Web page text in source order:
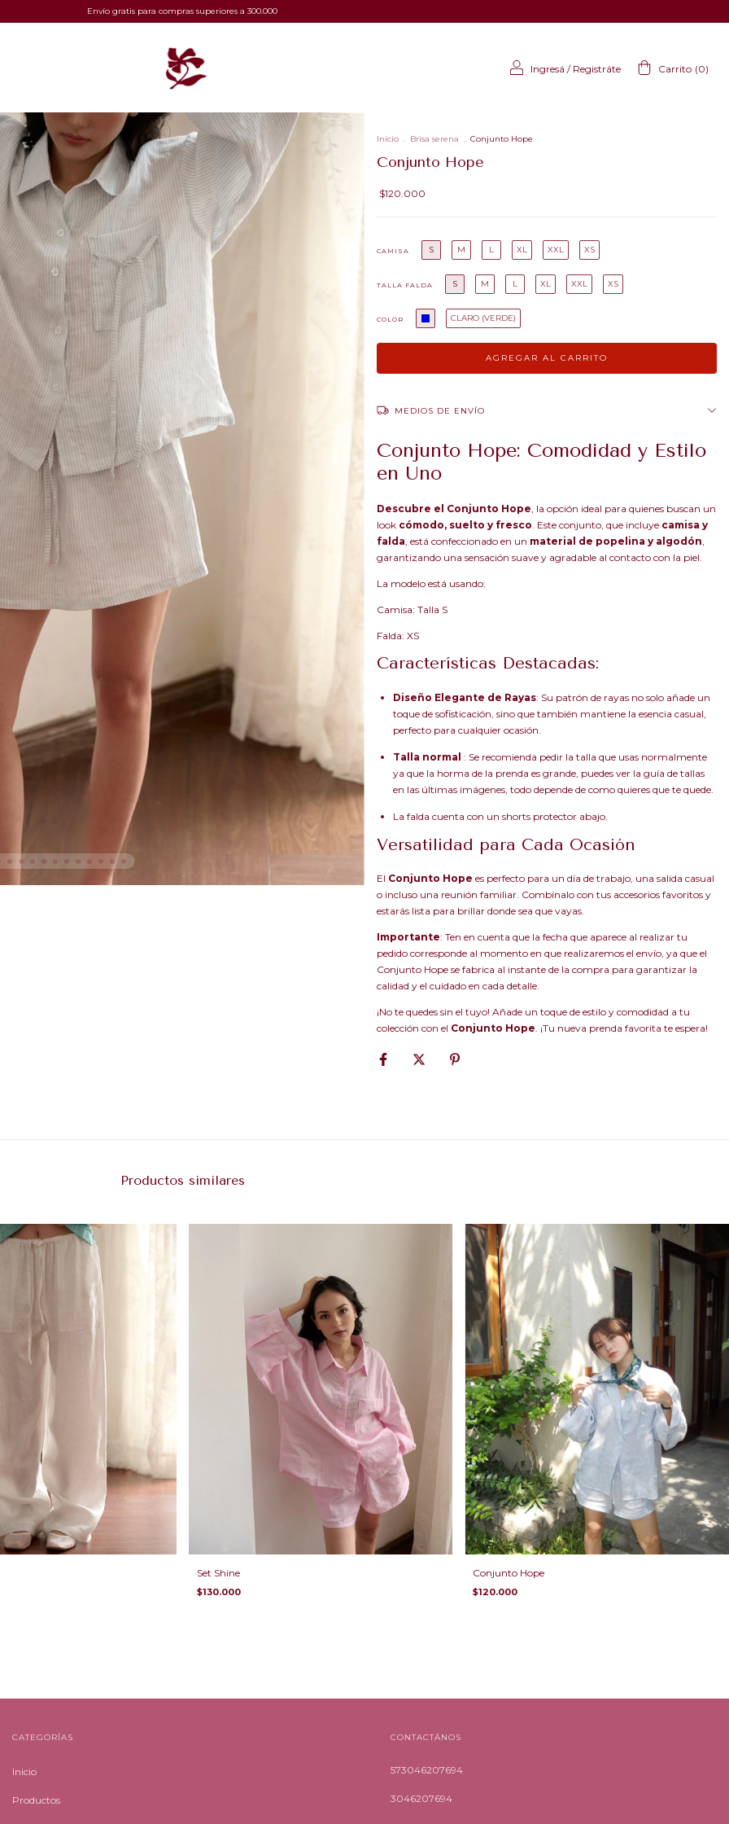
Envío gratis para compras superiores a 300.000
Ingresá / Registráte Carrito (0)
Inicio . Brisa serena . Conjunto Hope
Conjunto Hope
$120.000
CAMISA S M L XL XXL XS
TALLA FALDA S M L XL XXL XS
COLOR CLARO (VERDE)
MEDIOS DE ENVÍO
Conjunto Hope: Comodidad y Estilo
en Uno
Descubre el Conjunto Hope , la opción ideal para quienes buscan un
look cómodo, suelto y fresco . Este conjunto, que incluye camisa y
falda , está confeccionado en un material de popelina y algodón
garantizando una sensación suave y agradable al contacto con la piel.
La modelo está usando:
Camisa: Talla S
Falda: XS
Características Destacadas:
Diseño Elegante de Rayas: Su patrón de rayas no solo añade un
toque de sofisticación, sino que también mantiene la esencia casual,
perfecto para cualquier ocasión.
Talla normal : Se recomienda pedir la talla que usas normalmente
ya que la horma de la prenda es grande, puedes ver la guía de tallas
en las últimas imágenes, todo depende de como quieres que te quede.
La falda cuenta con un shorts protector abajo.
Versatilidad para Cada Ocasión
El Conjunto Hope es perfecto para un día de trabajo, una salida casual
o incluso una reunión familiar. Combínalo con tus accesorios favoritos y
estarás lista para brillar donde sea que vayas.
Importante: Ten en cuenta que la fecha que aparece al realizar tu
pedido corresponde al momento en que realizaremos el envío, ya que el
Conjunto Hope se fabrica al instante de la compra para garantizar la
calidad y el cuidado en cada detalle.
¡No te quedes sin el tuyo! Añade un toque de estilo y comodidad a tu
colección con el Conjunto Hope . ¡Tu nueva prenda favorita te espera!
Productos similares
Set Shine
$130.000
Conjunto Hope
$120.000
CATEGORÍAS
Inicio
Productos
CONTACTÁNOS
573046207694
3046207694